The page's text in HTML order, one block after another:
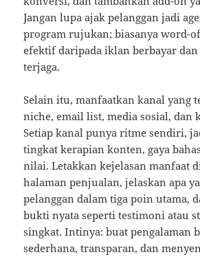
Jangan lupa ajak pelanggan jadi
program rujukan; biasanya word-
efektif daripada iklan berbayar
terjaga.
Selain itu, manfaatkan kanal yang
niche, email list, media sosial, dan
Setiap kanal punya ritme sendiri,
tingkat kerapian konten, gaya
nilai. Letakkan kejelasan manfaat
halaman penjualan, jelaskan apa
pelanggan dalam tiga poin utama,
bukti nyata seperti testimoni atau
singkat. Intinya: buat pengalaman
sederhana, transparan, dan